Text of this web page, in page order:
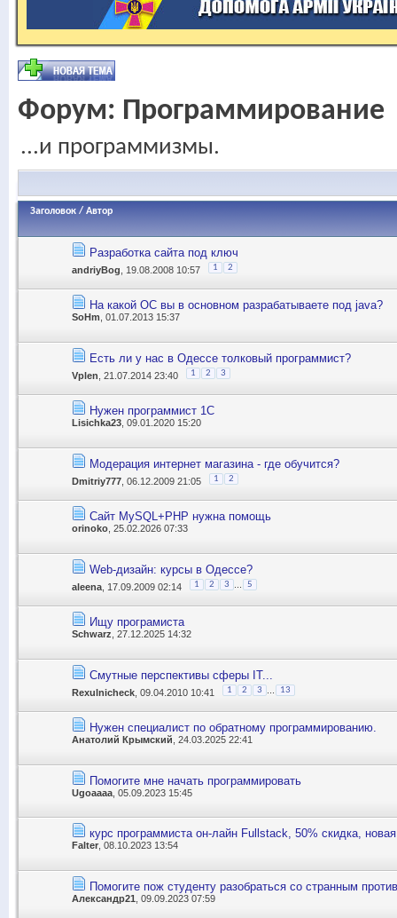
Форум: Программирование
...и программизмы.
Заголовок / Автор
Разработка сайта под ключ
andriyBog , 19.08.2008 10:57 1 2
На какой ОС вы в основном разрабатываете под java?
SoHm, 01.07.2013 15:37
Есть ли у нас в Одессе толковый программист?
Vplen , 21.07.2014 23:40 1 2 3
Нужен программист 1С
Lisichka23, 09.01.2020 15:20
Модерация интернет магазина - где обучится?
Dmitriy777 , 06.12.2009 21:05 1 2
Сайт MySQL+PHP нужна помощь
orinoko , 25.02.2026 07:33
Web-дизайн: курсы в Одессе?
aleena , 17.09.2009 02:14 1 2 3 5
Ищу програмиста
Schwarz , 27.12.2025 14:32
Смутные перспективы сферы IT...
Rexulnicheck , 09.04.2010 10:41 1 2 3 13
Нужен специалист по обратному программированию.
Анатолий Крымский , 24.03.2025 22:41
Помогите мне начать программировать
Ugoaaaa , 05.09.2023 15:45
курс программиста он-лайн Fullstack, 50% скидка,
Falter , 08.10.2023 13:54
Помогите пож студенту разобраться со странным
Александр21 , 09.09.2023 07:59